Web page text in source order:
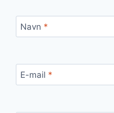
Navn *
E-mail *